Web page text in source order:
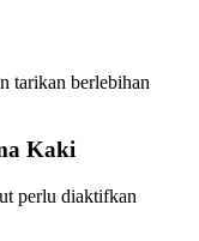
tarikan berlebihan
Kaki
perlu diaktifkan